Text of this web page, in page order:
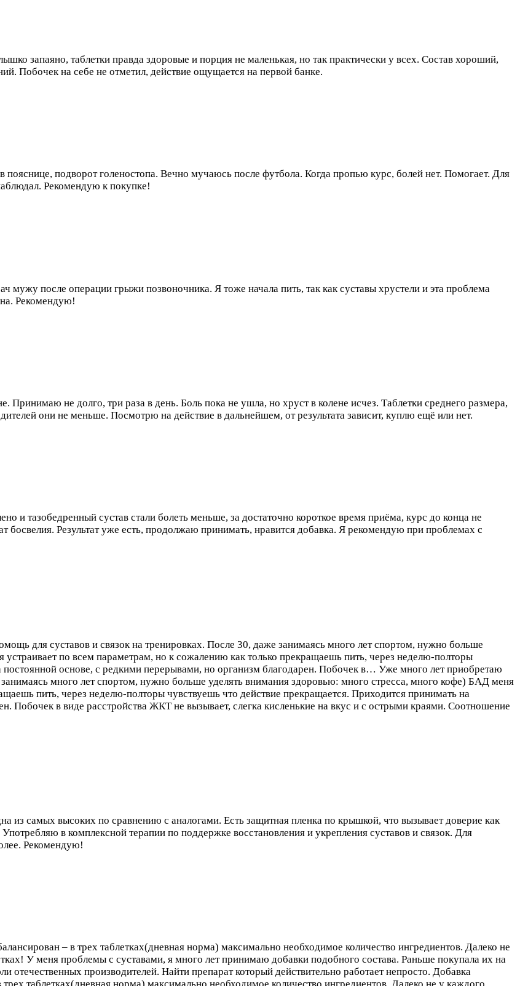
запаяно, таблетки правда здоровые и порция не маленькая, но так практически у всех. Состав хороший,
Побочек на себе не отметил, действие ощущается на первой банке.
подворот голеностопа. Вечно мучаюсь после футбола. Когда пропью курс, болей нет. Помогает. Для
Рекомендую к покупке!
мужу после операции грыжи позвоночника. Я тоже начала пить, так как суставы хрустели и эта проблема
Рекомендую!
Принимаю не долго, три раза в день. Боль пока не ушла, но хруст в колене исчез. Таблетки среднего размера,
они не меньше. Посмотрю на действие в дальнейшем, от результата зависит, куплю ещё или нет.
и тазобедренный сустав стали болеть меньше, за достаточно короткое время приёма, курс до конца не
босвелия. Результат уже есть, продолжаю принимать, нравится добавка. Я рекомендую при проблемах с
для суставов и связок на тренировках. После 30, даже занимаясь много лет спортом, нужно больше
по всем параметрам, но к сожалению как только прекращаешь пить, через неделю-полторы
основе, с редкими перерывами, но организм благодарен. Побочек в… Уже много лет приобретаю
много лет спортом, нужно больше уделять внимания здоровью: много стресса, много кофе) БАД меня
пить, через неделю-полторы чувствуешь что действие прекращается. Приходится принимать на
Побочек в виде расстройства ЖКТ не вызывает, слегка кисленькие на вкус и с острыми краями. Соотношение
из самых высоких по сравнению с аналогами. Есть защитная пленка по крышкой, что вызывает доверие как
в комплексной терапии по поддержке восстановления и укрепления суставов и связок. Для
Рекомендую!
– в трех таблетках(дневная норма) максимально необходимое количество ингредиентов. Далеко не
У меня проблемы с суставами, я много лет принимаю добавки подобного состава. Раньше покупала их на
отечественных производителей. Найти препарат который действительно работает непросто. Добавка